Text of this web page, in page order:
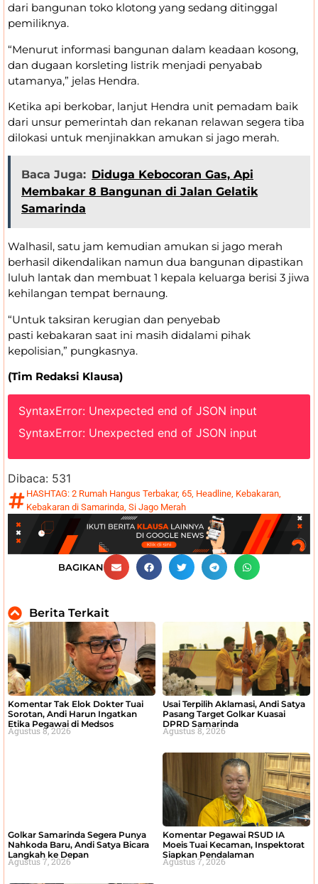
dari bangunan toko klotong yang sedang ditinggal
pemiliknya.
“Menurut informasi bangunan dalam keadaan kosong,
dan dugaan korsleting listrik menjadi penyabab
utamanya,” jelas Hendra.
Ketika api berkobar, lanjut Hendra unit pemadam baik
dari unsur pemerintah dan rekanan relawan segera tiba
dilokasi untuk menjinakkan amukan si jago merah.
Baca Juga: Diduga Kebocoran Gas, Api
Membakar 8 Bangunan di Jalan Gelatik
Samarinda
Walhasil, satu jam kemudian amukan si jago merah
berhasil dikendalikan namun dua bangunan dipastikan
luluh lantak dan membuat 1 kepala keluarga berisi 3 jiwa
kehilangan tempat bernaung.
“Untuk taksiran kerugian dan penyebab
pasti kebakaran saat ini masih didalami pihak
kepolisian,” pungkasnya.
(Tim Redaksi Klausa)
SyntaxError: Unexpected end of JSON input
SyntaxError: Unexpected end of JSON input
Dibaca: 531
HASHTAG: 2 Rumah Hangus Terbakar, 65, Headline, Kebakaran,
Kebakaran di Samarinda, Si Jago Merah
BAGIKAN
Berita Terkait
Komentar Tak Elok Dokter Tuai
Sorotan, Andi Harun Ingatkan
Etika Pegawai di Medsos
Agustus 8, 2026
Usai Terpilih Aklamasi, Andi Satya
Pasang Target Golkar Kuasai
DPRD Samarinda
Agustus 8, 2026
Golkar Samarinda Segera Punya
Nahkoda Baru, Andi Satya Bicara
Langkah ke Depan
Agustus 7, 2026
Komentar Pegawai RSUD IA
Moeis Tuai Kecaman, Inspektorat
Siapkan Pendalaman
Agustus 7, 2026